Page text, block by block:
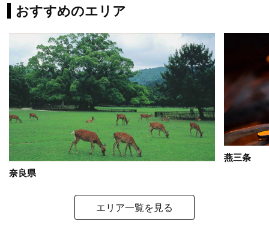
おすすめのエリア
奈良県
燕三条
エリア一覧を見る